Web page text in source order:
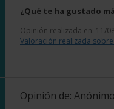
¿Qué te ha gustado
Opinión realizada en: 11/
Valoración realizada
Opinión de: Anónimo